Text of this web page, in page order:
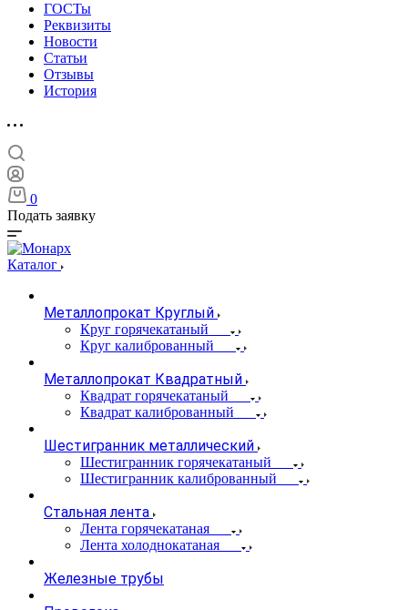
ГОСТы
Реквизиты
Новости
Статьи
Отзывы
История
0
Подать заявку
Каталог
Металлопрокат Круглый
Круг горячекатаный
Круг калиброванный
Металлопрокат Квадратный
Квадрат горячекатаный
Квадрат калиброванный
Шестигранник металлический
Шестигранник горячекатаный
Шестигранник калиброванный
Стальная лента
Лента горячекатаная
Лента холоднокатаная
Железные трубы